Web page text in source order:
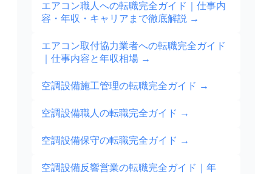
エアコン職人への転職完全ガイド｜仕事内
容・年収・キャリアまで徹底解説 →
エアコン取付協力業者への転職完全ガイド
｜仕事内容と年収相場 →
空調設備施工管理の転職完全ガイド →
空調設備職人の転職完全ガイド →
空調設備保守の転職完全ガイド →
空調設備反響営業の転職完全ガイド｜年